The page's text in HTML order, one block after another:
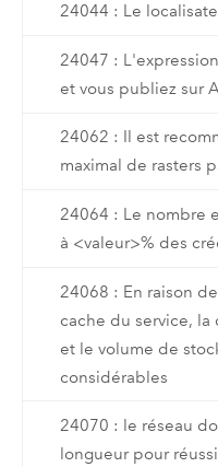
24044 : Le
24047 :
et vous publiez sur
24062 : Il est
maximal de rasters
24064 : Le nombre
à <valeur>% des
24068 : En raison
cache du service,
et le volume de
considérables
24070 : le réseau
longueur pour